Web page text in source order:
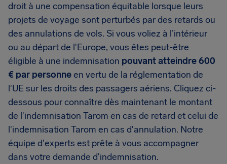
droit à une compensation équitable lorsque leurs
projets de voyage sont perturbés par des retards ou
des annulations de vols. Si vous voliez à l’intérieur
ou au départ de l'Europe, vous êtes peut-être
éligible à une indemnisation pouvant atteindre 600
€ par personneen vertu de la réglementation de
l'UE sur les droits des passagers aériens. Cliquez ci-
dessous pour connaître dès maintenant le montant
de l'indemnisation Tarom en cas de retard et celui de
l'indemnisation Tarom en cas d'annulation. Notre
équipe d'experts est prête à vous accompagner
dans votre demande d'indemnisation.